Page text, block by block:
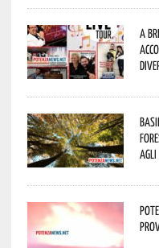
A
agli